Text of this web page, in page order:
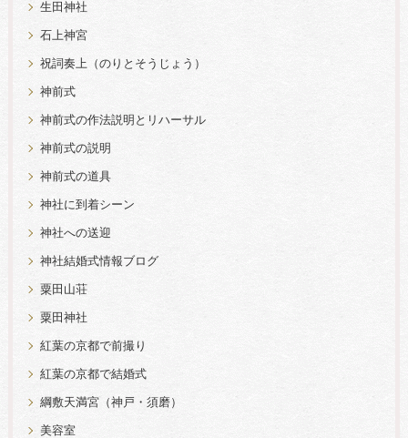
生田神社
石上神宮
祝詞奏上（のりとそうじょう）
神前式
神前式の作法説明とリハーサル
神前式の説明
神前式の道具
神社に到着シーン
神社への送迎
神社結婚式情報ブログ
粟田山荘
粟田神社
紅葉の京都で前撮り
紅葉の京都で結婚式
綱敷天満宮（神戸・須磨）
美容室